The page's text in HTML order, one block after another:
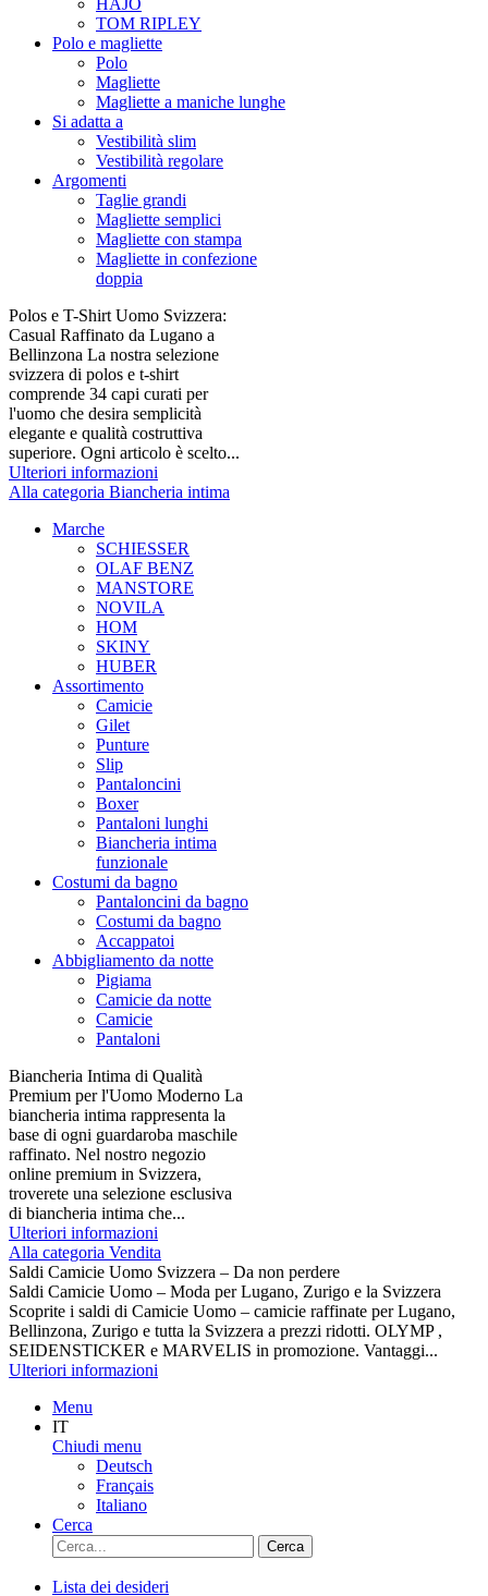
HAJO
TOM RIPLEY
Polo e magliette
Polo
Magliette
Magliette a maniche lunghe
Si adatta a
Vestibilità slim
Vestibilità regolare
Argomenti
Taglie grandi
Magliette semplici
Magliette con stampa
Magliette in confezione
doppia
Polos e T-Shirt Uomo Svizzera:
Casual Raffinato da Lugano a
Bellinzona La nostra selezione
svizzera di polos e t-shirt
comprende 34 capi curati per
l'uomo che desira semplicità
elegante e qualità costruttiva
superiore. Ogni articolo è scelto...
Ulteriori informazioni
Alla categoria Biancheria intima
Marche
SCHIESSER
OLAF BENZ
MANSTORE
NOVILA
HOM
SKINY
HUBER
Assortimento
Camicie
Gilet
Punture
Slip
Pantaloncini
Boxer
Pantaloni lunghi
Biancheria intima
funzionale
Costumi da bagno
Pantaloncini da bagno
Costumi da bagno
Accappatoi
Abbigliamento da notte
Pigiama
Camicie da notte
Camicie
Pantaloni
Biancheria Intima di Qualità
Premium per l'Uomo Moderno La
biancheria intima rappresenta la
base di ogni guardaroba maschile
raffinato. Nel nostro negozio
online premium in Svizzera,
troverete una selezione esclusiva
di biancheria intima che...
Ulteriori informazioni
Alla categoria Vendita
Saldi Camicie Uomo Svizzera – Da non perdere
Saldi Camicie Uomo – Moda per Lugano, Zurigo e la Svizzera
Scoprite i saldi di Camicie Uomo – camicie raffinate per Lugano,
Bellinzona, Zurigo e tutta la Svizzera a prezzi ridotti. OLYMP ,
SEIDENSTICKER e MARVELIS in promozione. Vantaggi...
Ulteriori informazioni
Menu
IT
Chiudi menu
Deutsch
Français
Italiano
Cerca
Cerca
Lista dei desideri